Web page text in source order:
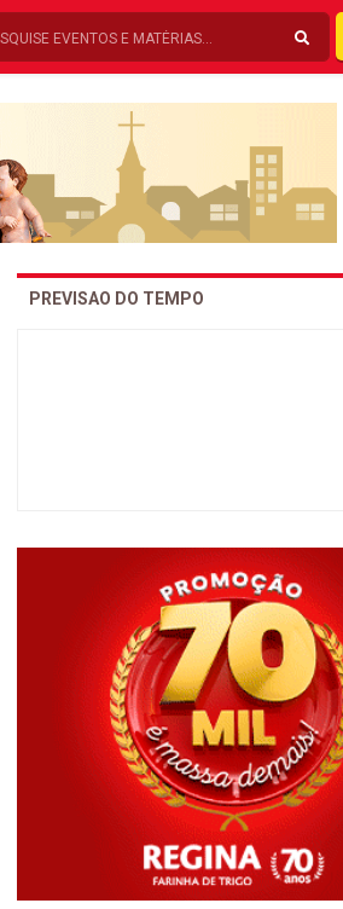
PREVISAO DO TEMPO